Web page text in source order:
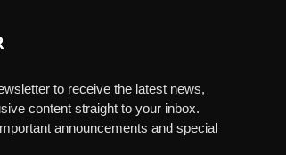
to receive the latest news,
content straight to your inbox.
announcements and special